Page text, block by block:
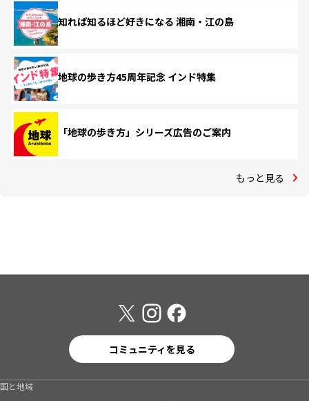
知れば知るほど好きになる 湘南・江の島
地球の歩き方45周年記念 インド特集
「地球の歩き方」シリーズ広告のご案内
もっと見る
コミュニティを見る
国と地域